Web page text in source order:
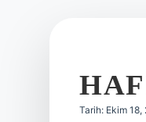
Tarih: Ekim 18,